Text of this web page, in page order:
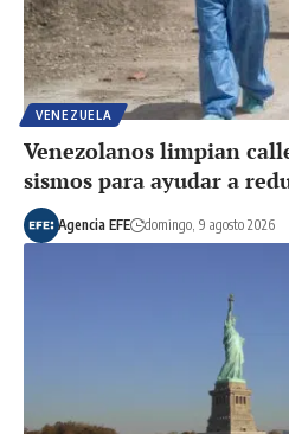
VENEZUELA
Venezolanos limpian
sismos para ayudar a
Agencia EFE domingo, 9 agosto 2026